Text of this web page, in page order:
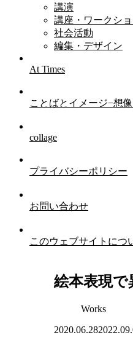
講演
講座・ワークシ
社会活動
編集・デザイン
At Times
ことばとイメージ−想
collage
プライバシーポリシー
お問い合わせ
このウェブサイトにつ
絵本表現で
Works
2020.06.28